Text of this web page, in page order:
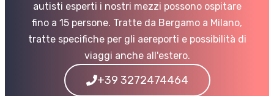
autisti esperti i nostri mezzi possono ospitare
fino a 15 persone. Tratte da Bergamo a Milano,
tratte specifiche per gli aereporti e possibilità di
viaggi anche all'estero.
+39 3272474464